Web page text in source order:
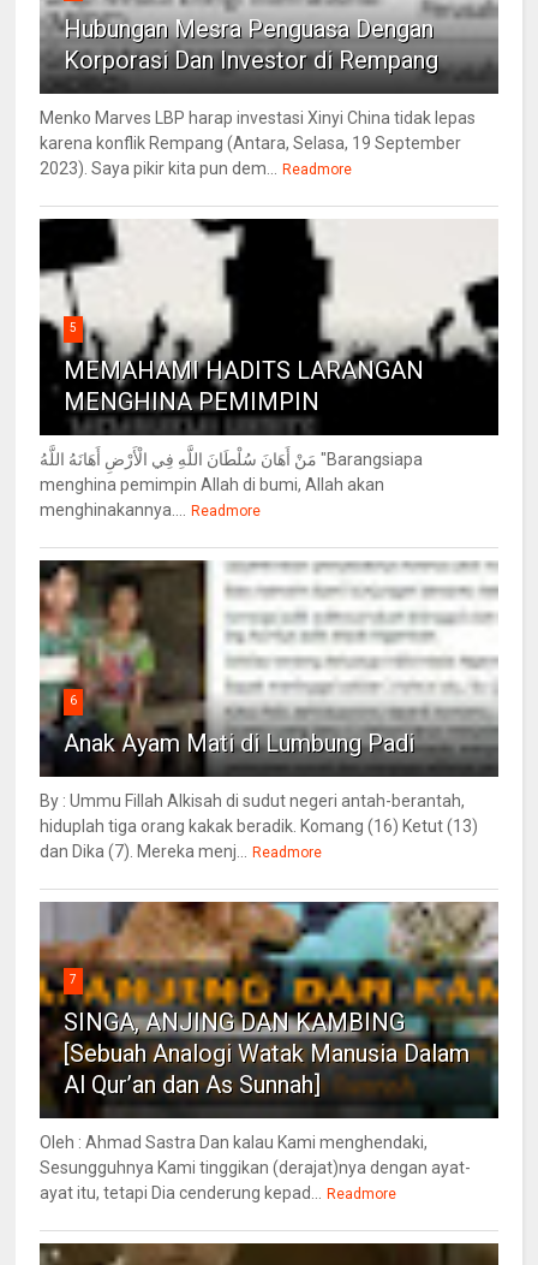
Hubungan Mesra Penguasa Dengan
Korporasi Dan Investor di Rempang
Menko Marves LBP harap investasi Xinyi China tidak lepas
karena konflik Rempang (Antara, Selasa, 19 September
2023). Saya pikir kita pun dem... Readmore
5
MEMAHAMI HADITS LARANGAN
MENGHINA PEMIMPIN
مَنْ أَهَانَ سُلْطَانَ اللَّهِ فِي الْأَرْضِ أَهَانَهُ اللَّهُ "Barangsiapa
menghina pemimpin Allah di bumi, Allah akan
menghinakannya.... Readmore
6
Anak Ayam Mati di Lumbung Padi
By : Ummu Fillah Alkisah di sudut negeri antah-berantah,
hiduplah tiga orang kakak beradik. Komang (16) Ketut (13)
dan Dika (7). Mereka menj... Readmore
7
SINGA, ANJING DAN KAMBING
[Sebuah Analogi Watak Manusia Dalam
Al Qur’an dan As Sunnah]
Oleh : Ahmad Sastra Dan kalau Kami menghendaki,
Sesungguhnya Kami tinggikan (derajat)nya dengan ayat-
ayat itu, tetapi Dia cenderung kepad... Readmore